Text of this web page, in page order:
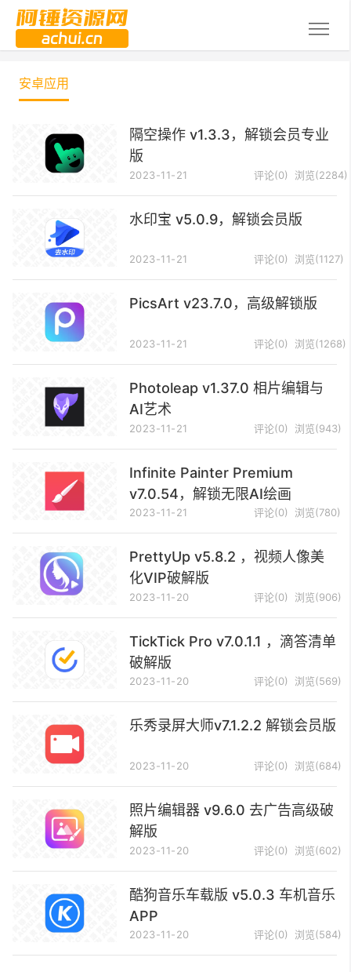
安卓应用
隔空操作 v1.3.3，解锁会员专业
版
2023-11-21 评论(0) 浏览(2284)
水印宝 v5.0.9，解锁会员版
2023-11-21 评论(0) 浏览(1127)
PicsArt v23.7.0，高级解锁版
2023-11-21 评论(0) 浏览(1268)
Photoleap v1.37.0 相片编辑与
AI艺术
2023-11-21 评论(0) 浏览(943)
Infinite Painter Premium
v7.0.54，解锁无限AI绘画
2023-11-21 评论(0) 浏览(780)
PrettyUp v5.8.2 ，视频人像美
化VIP破解版
2023-11-20 评论(0) 浏览(906)
TickTick Pro v7.0.1.1 ，滴答清单
破解版
2023-11-20 评论(0) 浏览(569)
乐秀录屏大师v7.1.2.2 解锁会员版
2023-11-20 评论(0) 浏览(684)
照片编辑器 v9.6.0 去广告高级破
解版
2023-11-20 评论(0) 浏览(602)
酷狗音乐车载版 v5.0.3 车机音乐
APP
2023-11-20 评论(0) 浏览(584)